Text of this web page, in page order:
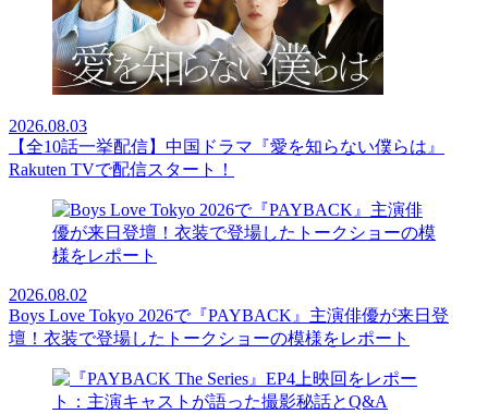
2026.08.03
【全10話一挙配信】中国ドラマ『愛を知らない僕らは』
Rakuten TVで配信スタート！
2026.08.02
Boys Love Tokyo 2026で『PAYBACK』主演俳優が来日登
壇！衣装で登場したトークショーの模様をレポート